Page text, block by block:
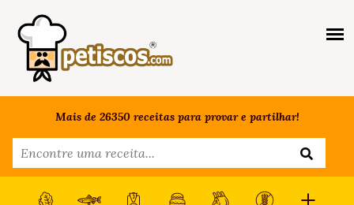
Mais de 26350 receitas para provar e partilhar!